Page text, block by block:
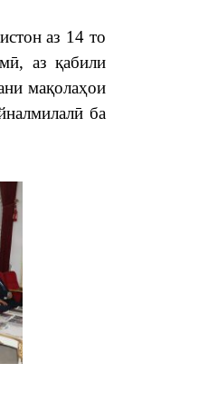
аз 14 то
аз қабили
мақолаҳои
ба